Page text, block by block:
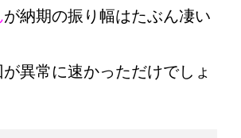
が納期の振り幅はたぶん凄い
異常に速かっただけでしょ